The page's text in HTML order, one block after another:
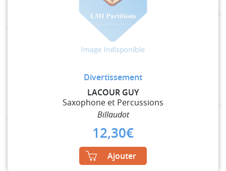
Divertissement
LACOUR GUY
Saxophone et Percussions
Billaudot
12,30€
Ajouter